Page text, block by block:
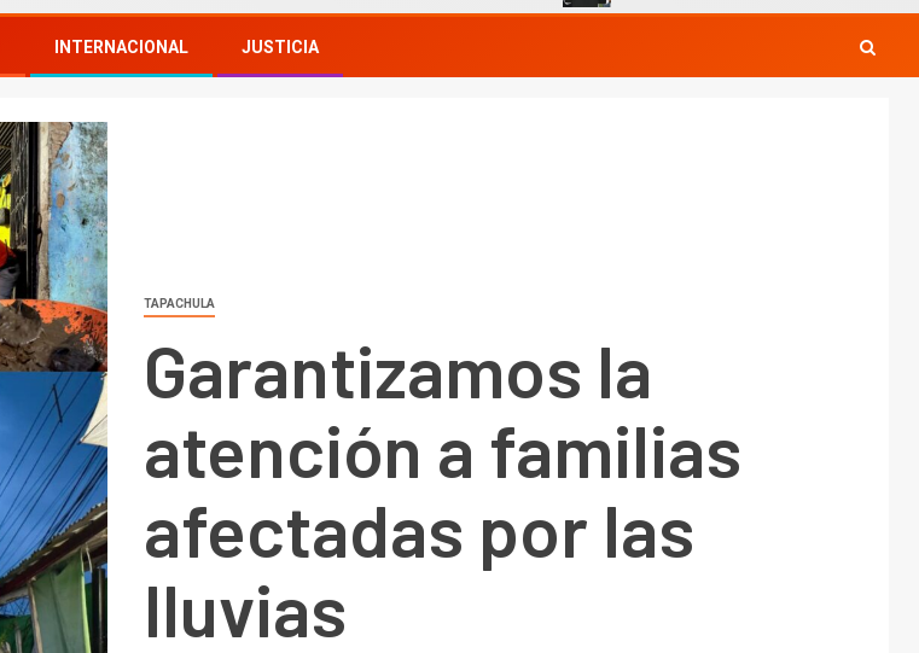
INTERNACIONAL JUSTICIA
TAPACHULA
Garantizamos la
atención a familias
afectadas por las
lluvias